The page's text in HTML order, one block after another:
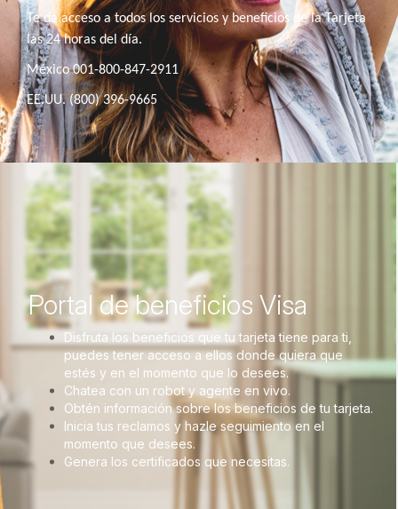
Te da acceso a todos los servicios y beneficios de la Tarjeta
las 24 horas del día.
México 001-800-847-2911
EE.UU. (800) 396-9665
Portal de beneficios Visa
Disfruta los beneficios que tu tarjeta tiene para ti,
puedes tener acceso a ellos donde quiera que
estés y en el momento que lo desees.
Chatea con un robot y agente en vivo.
Obtén información sobre los beneficios de tu tarjeta.
Inicia tus reclamos y hazle seguimiento en el
momento que desees.
Genera los certificados que necesitas.